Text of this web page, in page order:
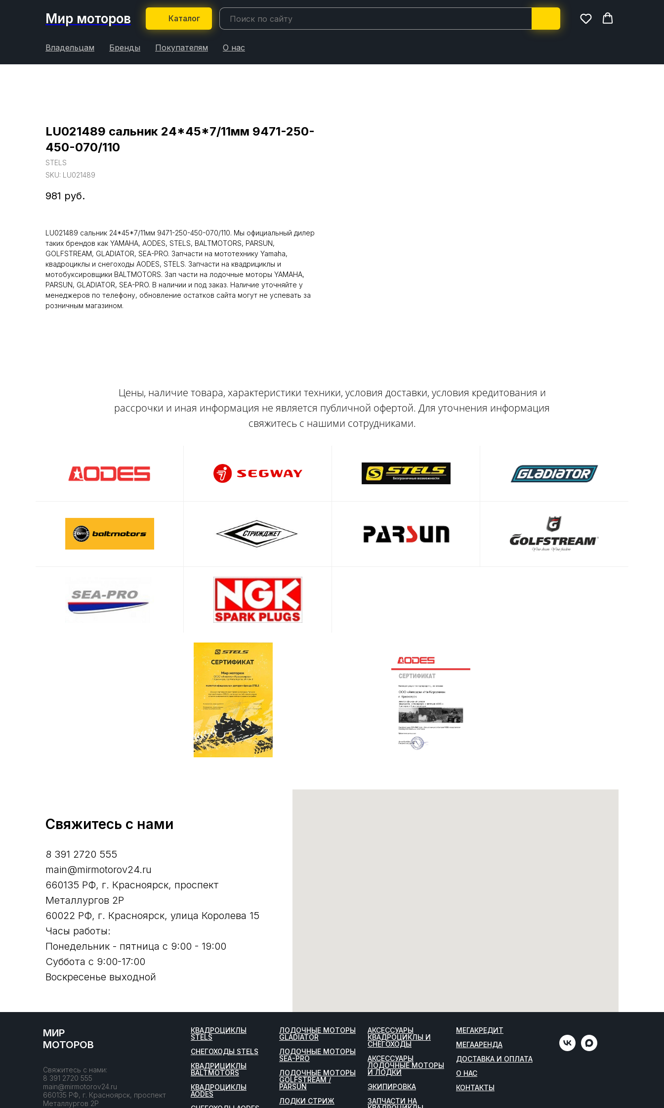
Мир моторов Каталог
Владельцам Бренды Покупателям О нас
LU021489 сальник 24*45*7/11мм 9471-250-
450-070/110
STELS
SKU: LU021489
981 руб.
LU021489 сальник 24*45*7/11мм 9471-250-450-070/110. Мы официальный дилер
таких брендов как YAMAHA, AODES, STELS, BALTMOTORS, PARSUN,
GOLFSTREAM, GLADIATOR, SEA-PRO. Запчасти на мототехнику Yamaha,
квадроциклы и снегоходы AODES, STELS. Запчасти на квадрициклы и
мотобуксировщики BALTMOTORS. Зап части на лодочные моторы YAMAHA,
PARSUN, GLADIATOR, SEA-PRO. В наличии и под заказ. Наличие уточняйте у
менеджеров по телефону, обновление остатков сайта могут не успевать за
розничным магазином.
Цены, наличие товара, характеристики техники, условия доставки, условия кредитования и
рассрочки и иная информация не является публичной офертой. Для уточнения информация
свяжитесь с нашими сотрудниками.
Свяжитесь с нами
8 391 2720 555
main@mirmotorov24.ru
660135 РФ, г. Красноярск, проспект
Металлургов 2Р
60022 РФ, г. Красноярск, улица Королева 15
Часы работы:
Понедельник - пятница с 9:00 - 19:00
Суббота с 9:00-17:00
Воскресенье выходной
МИР
МОТОРОВ
Свяжитесь с нами:
8 391 2720 555
main@mirmotorov24.ru
660135 РФ, г. Красноярск, проспект
Металлургов 2Р
КВАДРОЦИКЛЫ
STELS
СНЕГОХОДЫ STELS
КВАДРИЦИКЛЫ
BALTMOTORS
КВАДРОЦИКЛЫ
AODES
ЛОДОЧНЫЕ МОТОРЫ
GLADIATOR
ЛОДОЧНЫЕ МОТОРЫ
SEA-PRO
ЛОДОЧНЫЕ МОТОРЫ
GOLFSTREAM /
PARSUN
ЛОДКИ СТРИЖ
АКСЕССУАРЫ
КВАДРОЦИКЛЫ И
СНЕГОХОДЫ
АКСЕССУАРЫ
ЛОДОЧНЫЕ МОТОРЫ
И ЛОДКИ
ЭКИПИРОВКА
ЗАПЧАСТИ НА
МЕГАКРЕДИТ
МЕГААРЕНДА
ДОСТАВКА И ОПЛАТА
О НАС
КОНТАКТЫ